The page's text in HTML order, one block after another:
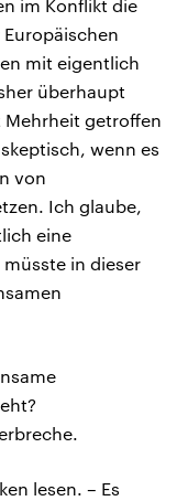
im Konflikt die
mit eigentlich
überhaupt
getroffen
wenn es
von
Ich glaube,
eine
in dieser
lesen. – Es